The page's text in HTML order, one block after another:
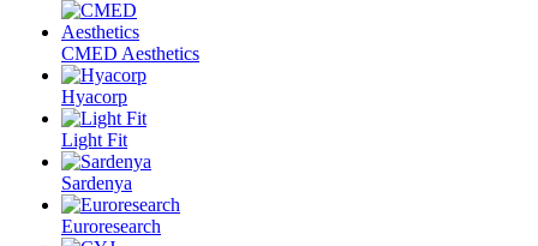
CMED Aesthetics
Hyacorp
Light Fit
Sardenya
Euroresearch